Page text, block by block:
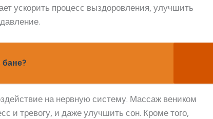
ускорить процесс выздоровления, улучшить
на нервную систему. Массаж веником
и тревогу, и даже улучшить сон. Кроме того,